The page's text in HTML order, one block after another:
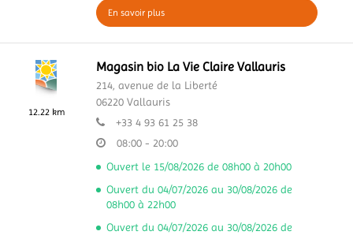
En savoir plus
12.22 km
Magasin bio La Vie Claire Vallauris
214, avenue de la Liberté
06220 Vallauris
+33 4 93 61 25 38
08:00 - 20:00
Ouvert le 15/08/2026 de 08h00 à 20h00
Ouvert du 04/07/2026 au 30/08/2026 de
08h00 à 22h00
Ouvert du 04/07/2026 au 30/08/2026 de